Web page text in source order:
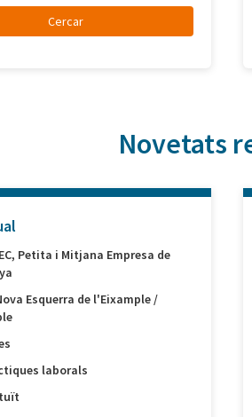
Novetats
Petita i Mitjana Empresa de
Esquerra de l'Eixample /
laborals